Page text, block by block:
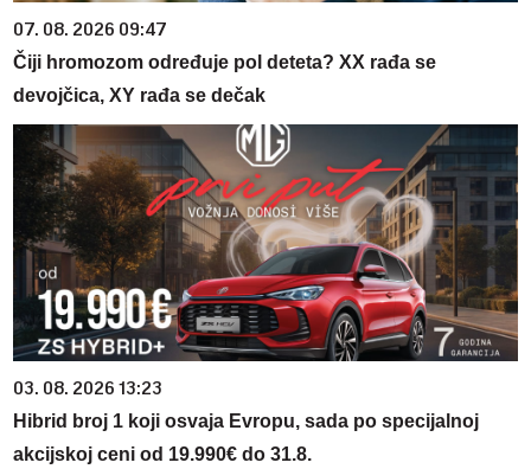
07. 08. 2026 09:47
Čiji hromozom određuje pol deteta? XX rađa se
devojčica, XY rađa se dečak
03. 08. 2026 13:23
Hibrid broj 1 koji osvaja Evropu, sada po specijalnoj
akcijskoj ceni od 19.990€ do 31.8.